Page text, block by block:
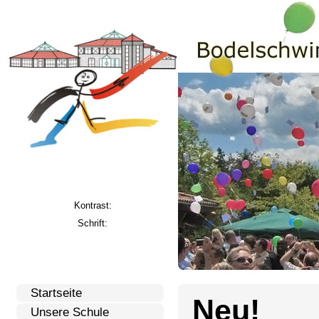
Kontrast:
Schrift:
Startseite
Unsere Schule
Neu!